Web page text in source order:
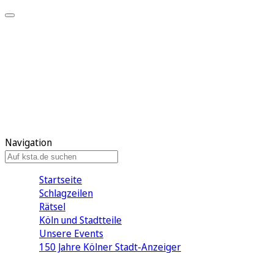
Navigation
Startseite
Schlagzeilen
Rätsel
Köln und Stadtteile
Unsere Events
150 Jahre Kölner Stadt-Anzeiger